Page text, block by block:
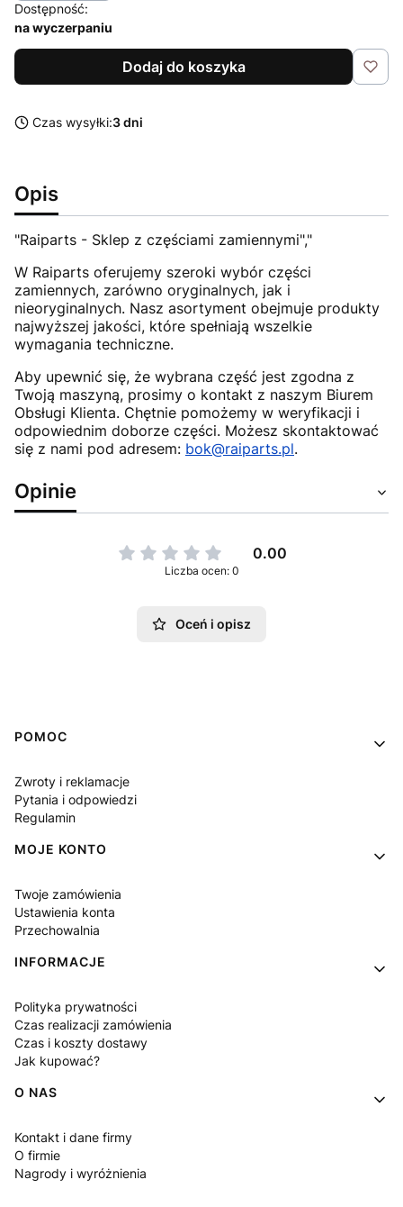
Dostępność:
na wyczerpaniu
Dodaj do koszyka
Czas wysyłki:3 dni
Opis
"Raiparts - Sklep z częściami zamiennymi","
W Raiparts oferujemy szeroki wybór części
zamiennych, zarówno oryginalnych, jak i
nieoryginalnych. Nasz asortyment obejmuje produkty
najwyższej jakości, które spełniają wszelkie
wymagania techniczne.
Aby upewnić się, że wybrana część jest zgodna z
Twoją maszyną, prosimy o kontakt z naszym Biurem
Obsługi Klienta. Chętnie pomożemy w weryfikacji i
odpowiednim doborze części. Możesz skontaktować
się z nami pod adresem: bok@raiparts.pl.
Opinie
0.00
Liczba ocen: 0
Oceń i opisz
Linki w stopce
POMOC
Zwroty i reklamacje
Pytania i odpowiedzi
Regulamin
MOJE KONTO
Twoje zamówienia
Ustawienia konta
Przechowalnia
INFORMACJE
Polityka prywatności
Czas realizacji zamówienia
Czas i koszty dostawy
Jak kupować?
O NAS
Kontakt i dane firmy
O firmie
Nagrody i wyróżnienia